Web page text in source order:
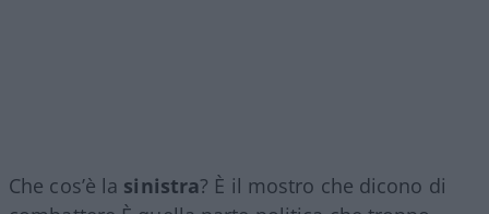
Che cos’è la sinistra? È il mostro che dicono di